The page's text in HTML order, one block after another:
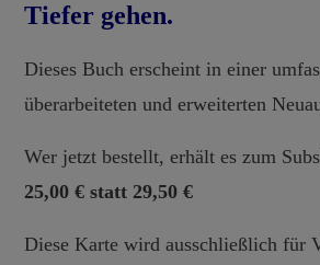
Tiefer gehen.
Dieses Buch erscheint in einer
überarbeiteten und erweiterten
Wer jetzt bestellt, erhält es zum
25,00 € statt 29,50 €
Diese Karte wird ausschließlich für